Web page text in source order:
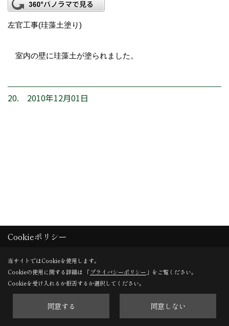
左官工事(珪藻土塗り)
室内の壁に珪藻土が塗られました。
20. 2010年12月01日
Cookieポリシー
当サイトではCookieを使用します。
Cookieの使用に関する詳細は 「プライバシーポリシー 」をご覧ください。
Cookieを受け入れるか拒否するか選択してください。
同意する 同意しない